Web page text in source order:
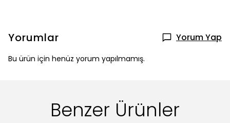
Yorumlar Yorum Yap
Bu ürün için henüz yorum yapılmamış.
Benzer Ürünler